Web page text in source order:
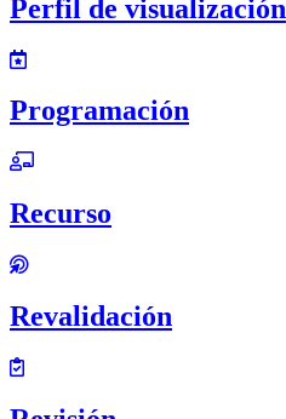
Perfil de visualización
Programación
Recurso
Revalidación